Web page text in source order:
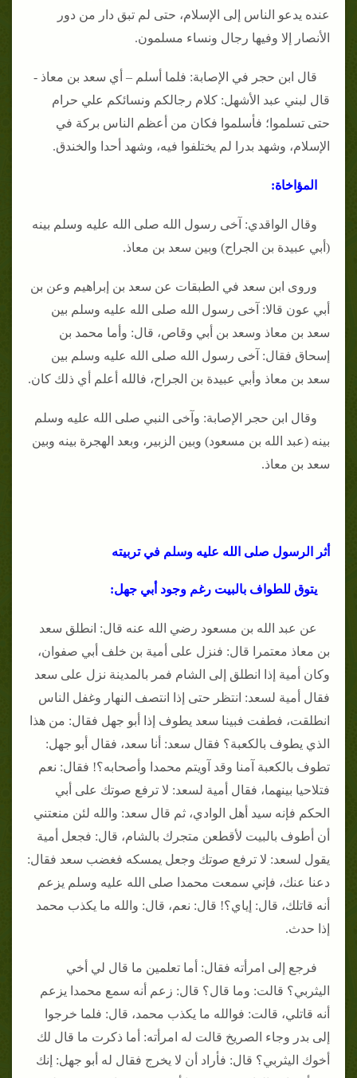
عنده يدعو الناس إلى الإسلام، حتى لم تبق دار من دور
الأنصار إلا وفيها رجال ونساء مسلمون.
قال ابن حجر في الإصابة: فلما أسلم – أي سعد بن معاذ -
قال لبني عبد الأشهل: كلام رجالكم ونسائكم علي حرام
حتى تسلموا؛ فأسلموا فكان من أعظم الناس بركة في
الإسلام، وشهد بدرا لم يختلفوا فيه، وشهد أحدا والخندق.
المؤاخاة:
وقال الواقدي: آخى رسول الله صلى الله عليه وسلم بينه
(أبي عبيدة بن الجراح) وبين سعد بن معاذ.
وروى ابن سعد في الطبقات عن سعد بن إبراهيم وعن بن
أبي عون قالا: آخى رسول الله صلى الله عليه وسلم بين
سعد بن معاذ وسعد بن أبي وقاص، قال: وأما محمد بن
إسحاق فقال: آخى رسول الله صلى الله عليه وسلم بين
سعد بن معاذ وأبي عبيدة بن الجراح، فالله أعلم أي ذلك كان.
وقال ابن حجر الإصابة: وآخى النبي صلى الله عليه وسلم
بينه (عبد الله بن مسعود) وبين الزبير، وبعد الهجرة بينه وبين
سعد بن معاذ.
أثر الرسول صلى الله عليه وسلم في تربيته
يتوق للطواف بالبيت رغم وجود أبي جهل:
عن عبد الله بن مسعود رضي الله عنه قال: انطلق سعد
بن معاذ معتمرا قال: فنزل على أمية بن خلف أبي صفوان،
وكان أمية إذا انطلق إلى الشام فمر بالمدينة نزل على سعد
فقال أمية لسعد: انتظر حتى إذا انتصف النهار وغفل الناس
انطلقت، فطفت فبينا سعد يطوف إذا أبو جهل فقال: من هذا
الذي يطوف بالكعبة؟ فقال سعد: أنا سعد، فقال أبو جهل:
تطوف بالكعبة آمنا وقد آويتم محمدا وأصحابه؟! فقال: نعم
فتلاحيا بينهما، فقال أمية لسعد: لا ترفع صوتك على أبي
الحكم فإنه سيد أهل الوادي، ثم قال سعد: والله لئن منعتني
أن أطوف بالبيت لأقطعن متجرك بالشام، قال: فجعل أمية
يقول لسعد: لا ترفع صوتك وجعل يمسكه فغضب سعد فقال:
دعنا عنك، فإني سمعت محمدا صلى الله عليه وسلم يزعم
أنه قاتلك، قال: إياي؟! قال: نعم، قال: والله ما يكذب محمد
إذا حدث.
فرجع إلى امرأته فقال: أما تعلمين ما قال لي أخي
اليثربي؟ قالت: وما قال؟ قال: زعم أنه سمع محمدا يزعم
أنه قاتلي، قالت: فوالله ما يكذب محمد، قال: فلما خرجوا
إلى بدر وجاء الصريخ قالت له امرأته: أما ذكرت ما قال لك
أخوك اليثربي؟ قال: فأراد أن لا يخرج فقال له أبو جهل: إنك